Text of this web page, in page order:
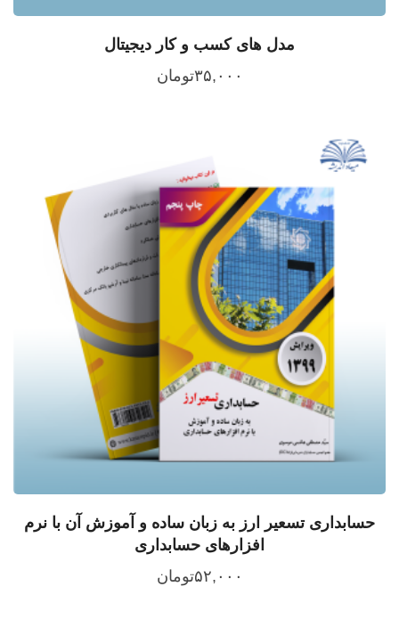
مدل های کسب و کار دیجیتال
۳۵,۰۰۰تومان
حسابداری تسعیر ارز به زبان ساده و آموزش آن با نرم
افزارهای حسابداری
۵۲,۰۰۰تومان